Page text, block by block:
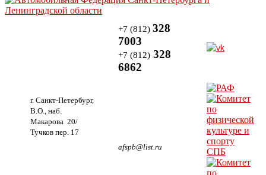
г. Санкт-Петербург,
В.О., наб.
Макарова 20/
Тучков пер. 17
+7 (812) 328
7003
+7 (812) 328
6862
afspb@list.ru